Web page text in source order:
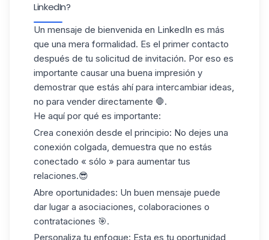
LinkedIn?
Un mensaje de bienvenida en LinkedIn es más
que una mera formalidad. Es el primer contacto
después de tu solicitud de invitación. Por eso es
importante causar una buena impresión y
demostrar que estás ahí para intercambiar ideas,
no para vender directamente 🛑.
He aquí por qué es importante:
Crea conexión desde el principio: No dejes una
conexión colgada, demuestra que no estás
conectado « sólo » para aumentar tus
relaciones.😎
Abre oportunidades: Un buen mensaje puede
dar lugar a asociaciones, colaboraciones o
contrataciones 🎯.
Personaliza tu enfoque: Esta es tu oportunidad